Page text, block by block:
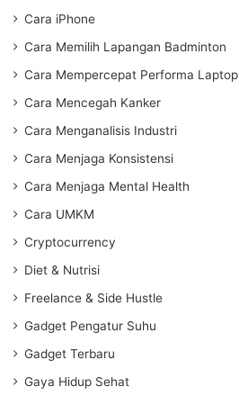
Cara iPhone
Cara Memilih Lapangan Badminton
Cara Mempercepat Performa Laptop
Cara Mencegah Kanker
Cara Menganalisis Industri
Cara Menjaga Konsistensi
Cara Menjaga Mental Health
Cara UMKM
Cryptocurrency
Diet & Nutrisi
Freelance & Side Hustle
Gadget Pengatur Suhu
Gadget Terbaru
Gaya Hidup Sehat